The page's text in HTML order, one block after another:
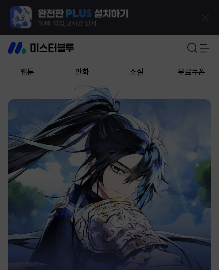
웹툰 만화 소설 무료쿠폰